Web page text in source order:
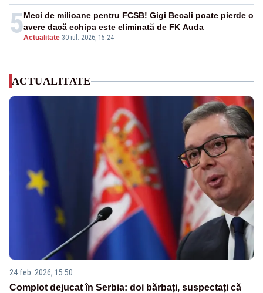
5Actualitate-30 iul. 2026, 15:24
Meci de milioane pentru FCSB! Gigi Becali poate pierde o
avere dacă echipa este eliminată de FK Auda
ACTUALITATE
24 feb. 2026, 15:50
Complot dejucat în Serbia: doi bărbați, suspectați că